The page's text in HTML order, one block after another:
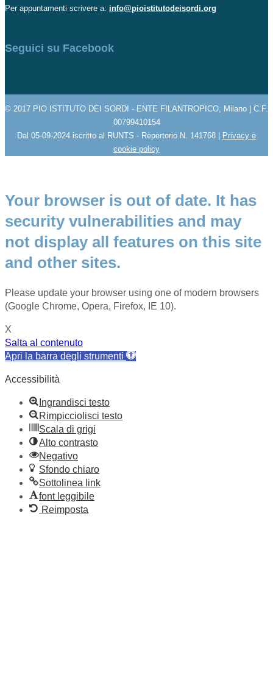
Per appuntamenti scrivere a: info@pioistitutodeisordi.org
Seguici su Facebook
© 2017 PIO ISTITUTO DEI SORDI - ENTE FILANTROPICO, Milano | C.F.
00799410154
Dal 05-09-2024 iscritto al RUNTS - Repertorio N. 141768 | Privacy e
cookie policy
Your browser is out of date. It has
security vulnerabilities and may
not display all features on this site
and other sites.
Please update your browser using one of modern browsers
(Google Chrome, Opera, Firefox, IE 10).
X
Salta al contenuto
Apri la barra degli strumenti
Accessibilità
Ingrandisci testo
Rimpicciolisci testo
Scala di grigi
Alto contrasto
Negativo
Sfondo chiaro
Sottolinea link
font leggibile
Reimposta